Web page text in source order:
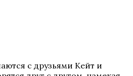
с друзьями Кейт и